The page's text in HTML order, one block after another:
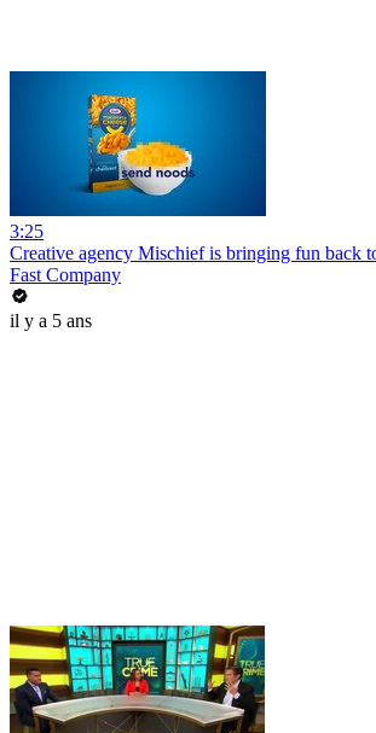
3:25
Creative agency Mischief is bringing fun back
Fast Company
il y a 5 ans